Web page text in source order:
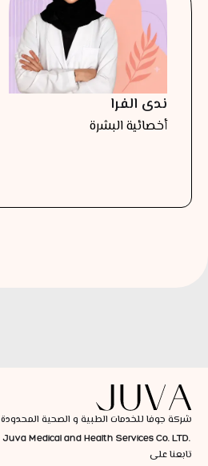
ندى الفرا
أخصائية البشرة
شركة جوفا للخدمات الطبية و الصحية المحدودة
Juva Medical and Health Services Co. LTD.
تابعنا على